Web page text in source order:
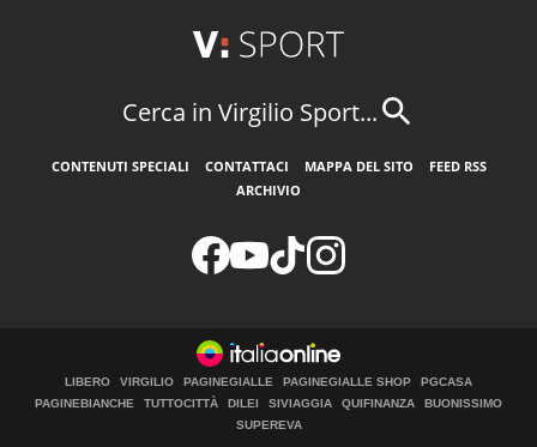
Cerca in Virgilio Sport...
CONTENUTI SPECIALI CONTATTACI MAPPA DEL SITO
FEED RSS
ARCHIVIO
LIBERO VIRGILIO PAGINEGIALLE PAGINEGIALLE SHOP
PGCASA
PAGINEBIANCHE
TUTTOCITTÀ DILEI SIVIAGGIA QUIFINANZA
BUONISSIMO
SUPEREVA